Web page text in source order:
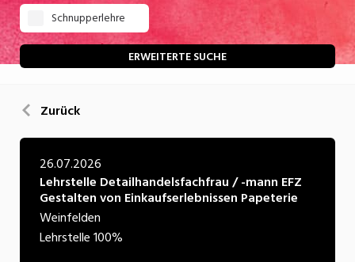
Gesundheit/Pflege/Soziales
Handwerk/Technik
Kultur
Natur
Verkehr/Logistik
Wirtschaft/Verwaltung
Schnupperlehre
ERWEITERTE SUCHE
Zurück
26.07.2026
Lehrstelle Detailhandelsfachfrau / -mann EFZ
Gestalten von Einkaufserlebnissen Papeterie
Weinfelden
Lehrstelle100%